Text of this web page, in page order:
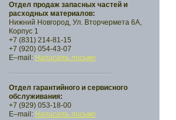
Отдел продаж запасных частей и
расходных материалов:
Нижний Новгород, Ул. Вторчермета 6А,
Корпус 1
+7 (831) 214-81-15
+7 (920) 054-43-07
E–mail: Написать письмо
Отдел гарантийного и сервисного
обслуживания:
+7 (929) 053-18-00
E–mail: Написать письмо